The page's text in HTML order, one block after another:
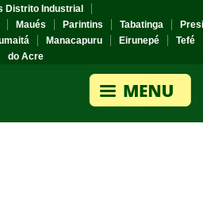
Distrito Industrial
Maués Parintins Tabatinga
Manacapuru Eirunepé
Tefé
do Acre